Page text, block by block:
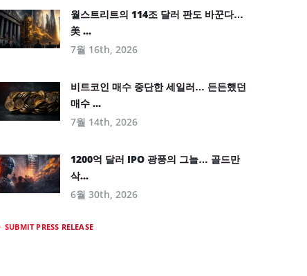
월스트리트의 114조 달러 판도 바꾼다…
美 ...
7월 16th, 2026
비트코인 매수 중단한 세일러… 든든했던
매수 ...
7월 14th, 2026
1200억 달러 IPO 광풍의 그늘… 골드만
삭...
6월 30th, 2026
SUBMIT PRESS RELEASE